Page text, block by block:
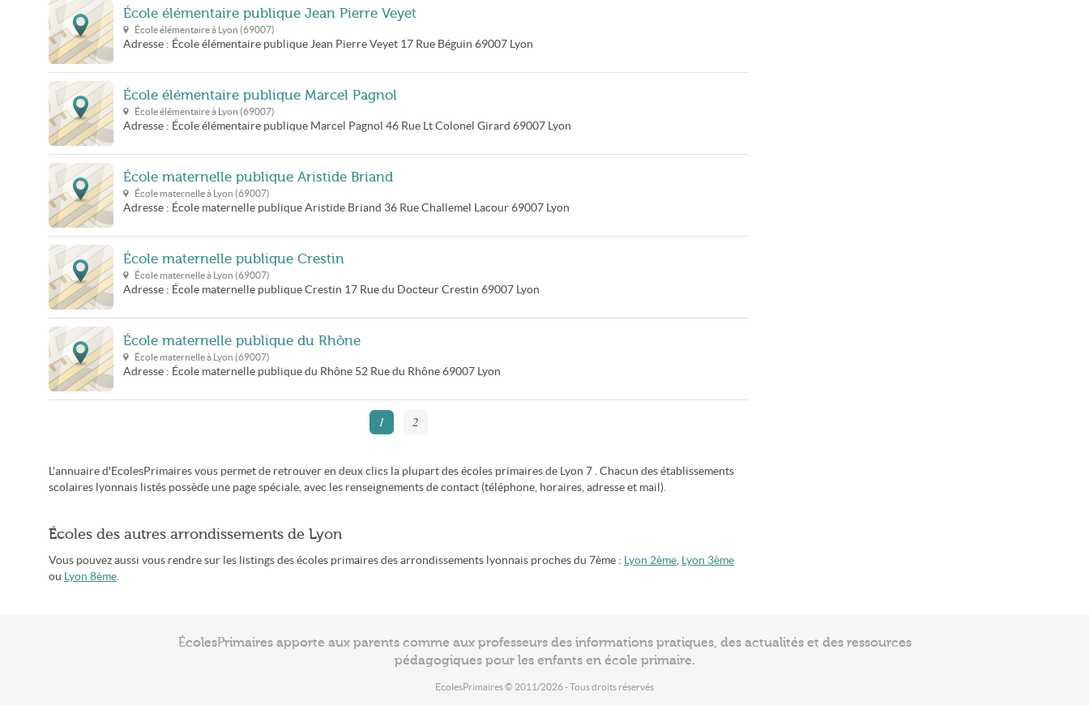
École élémentaire publique Jean Pierre Veyet
École élémentaire à Lyon (69007)
Adresse : École élémentaire publique Jean Pierre Veyet 17 Rue Béguin 69007 Lyon
École élémentaire publique Marcel Pagnol
École élémentaire à Lyon (69007)
Adresse : École élémentaire publique Marcel Pagnol 46 Rue Lt Colonel Girard 69007 Lyon
École maternelle publique Aristide Briand
École maternelle à Lyon (69007)
Adresse : École maternelle publique Aristide Briand 36 Rue Challemel Lacour 69007 Lyon
École maternelle publique Crestin
École maternelle à Lyon (69007)
Adresse : École maternelle publique Crestin 17 Rue du Docteur Crestin 69007 Lyon
École maternelle publique du Rhône
École maternelle à Lyon (69007)
Adresse : École maternelle publique du Rhône 52 Rue du Rhône 69007 Lyon
1 2
L'annuaire d'EcolesPrimaires vous permet de retrouver en deux clics la plupart des écoles primaires de Lyon 7 . Chacun des établissements
scolaires lyonnais listés possède une page spéciale, avec les renseignements de contact (téléphone, horaires, adresse et mail).
Écoles des autres arrondissements de Lyon
Vous pouvez aussi vous rendre sur les listings des écoles primaires des arrondissements lyonnais proches du 7ème : Lyon 2ème, Lyon 3ème
ou Lyon 8ème.
ÉcolesPrimaires apporte aux parents comme aux professeurs des informations pratiques, des actualités et des ressources
pédagogiques pour les enfants en école primaire.
EcolesPrimaires © 2011/2026 - Tous droits réservés